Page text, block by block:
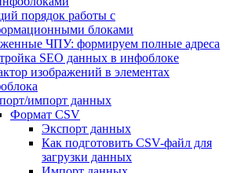
порядок работы с
блоками
ЧПУ: формируем полные адреса
SEO данных в инфоблоке
изображений в элементах
импорт данных
Формат CSV
Экспорт данных
Как подготовить CSV-файл для
загрузки данных